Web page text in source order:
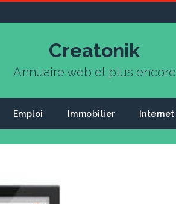
Creatonik
Annuaire web et plus encore
Emploi Immobilier Internet